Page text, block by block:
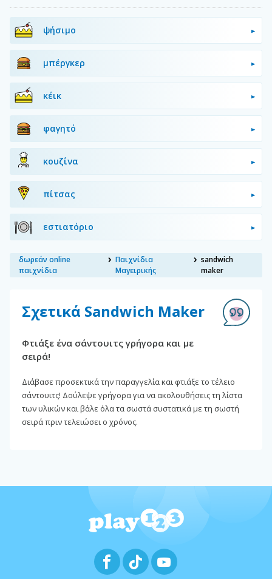
ψήσιμο
μπέργκερ
κέικ
φαγητό
κουζίνα
πίτσας
εστιατόριο
δωρεάν online
παιχνίδια
Παιχνίδια
Μαγειρικής
sandwich
maker
Σχετικά Sandwich Maker
Φτιάξε ένα σάντουιτς γρήγορα και με
σειρά!
Διάβασε προσεκτικά την παραγγελία και φτιάξε το τέλειο
σάντουιτς! Δούλεψε γρήγορα για να ακολουθήσεις τη λίστα
των υλικών και βάλε όλα τα σωστά συστατικά με τη σωστή
σειρά πριν τελειώσει ο χρόνος.